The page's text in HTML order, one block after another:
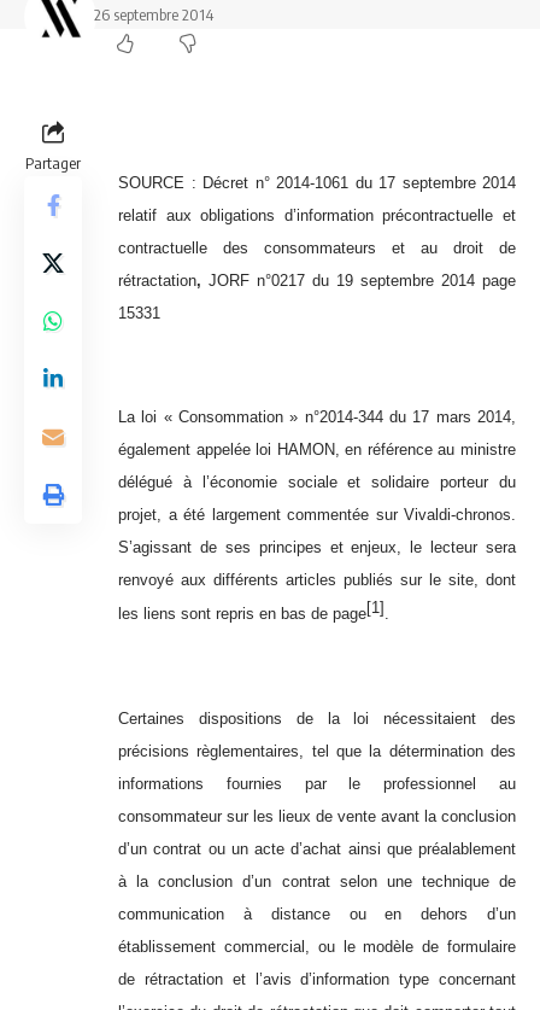
26 septembre 2014
Partager
SOURCE : Décret n° 2014-1061 du 17 septembre 2014
relatif aux obligations d’information précontractuelle et
contractuelle des consommateurs et au droit de
rétractation, JORF n°0217 du 19 septembre 2014 page
15331
La loi « Consommation » n°2014-344 du 17 mars 2014,
également appelée loi HAMON, en référence au ministre
délégué à l’économie sociale et solidaire porteur du
projet, a été largement commentée sur Vivaldi-chronos.
S’agissant de ses principes et enjeux, le lecteur sera
renvoyé aux différents articles publiés sur le site, dont
les liens sont repris en bas de page[1] .
Certaines dispositions de la loi nécessitaient des
précisions règlementaires, tel que la détermination des
informations fournies par le professionnel au
consommateur sur les lieux de vente avant la conclusion
d’un contrat ou un acte d’achat ainsi que préalablement
à la conclusion d’un contrat selon une technique de
communication à distance ou en dehors d’un
établissement commercial, ou le modèle de formulaire
de rétractation et l’avis d’information type concernant